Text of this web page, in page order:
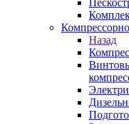
Назад